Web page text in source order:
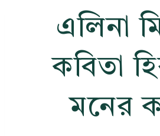
এলিনা
কবিতা
মনের